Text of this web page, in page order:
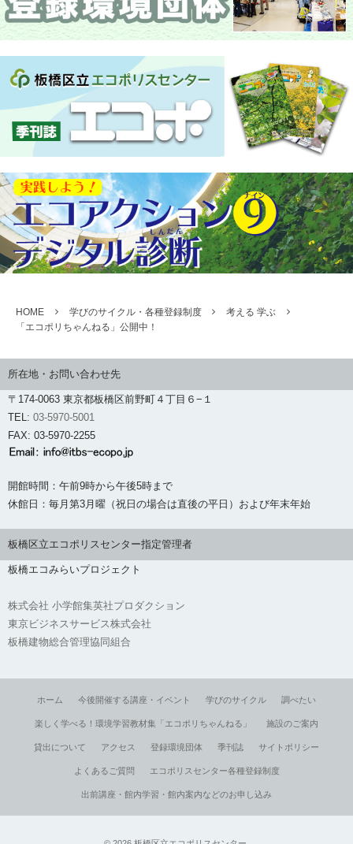
HOME 学びのサイクル・各種登録制度
考える 学ぶ
「エコポリちゃんねる」公開中！
所在地・お問い合わせ先
〒174-0063 東京都板橋区前野町４丁目６−１
TEL: 03-5970-5001
FAX: 03-5970-2255
開館時間：午前9時から午後5時まで
休館日：毎月第3月曜（祝日の場合は直後の平日）および年末年始
板橋区立エコポリスセンター指定管理者
板橋エコみらいプロジェクト
株式会社 小学館集英社プロダクション
東京ビジネスサービス株式会社
板橋建物総合管理協同組合
ホーム 今後開催する講座・イベント 学びのサイクル 調べたい
楽しく学べる！環境学習教材集「エコポリちゃんねる」 施設のご案内
貸出について アクセス 登録環境団体 季刊誌 サイトポリシー
よくあるご質問 エコポリスセンター各種登録制度
出前講座・館内学習・館内案内などのお申し込み